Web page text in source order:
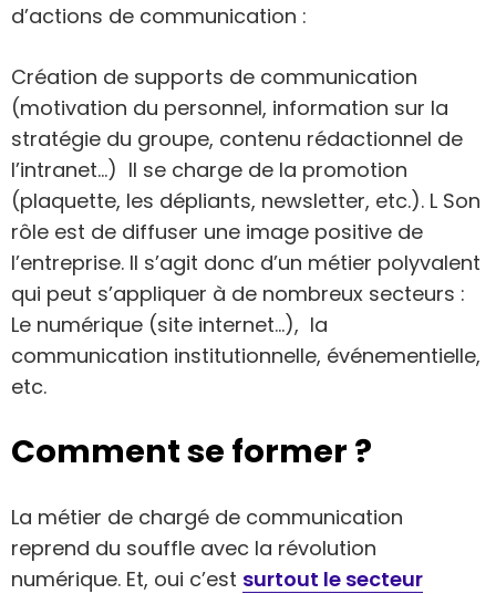
d’actions de communication :
Création de supports de communication
(motivation du personnel, information sur la
stratégie du groupe, contenu rédactionnel de
l’intranet…) Il se charge de la promotion
(plaquette, les dépliants, newsletter, etc.). L Son
rôle est de diffuser une image positive de
l’entreprise. Il s’agit donc d’un métier polyvalent
qui peut s’appliquer à de nombreux secteurs :
Le numérique (site internet…), la
communication institutionnelle, événementielle,
etc.
Comment se former ?
La métier de chargé de communication
reprend du souffle avec la révolution
numérique. Et, oui c’est surtout le secteur